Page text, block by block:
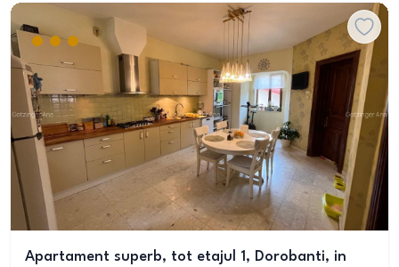
Apartament superb, tot etajul 1, Dorobanti, in